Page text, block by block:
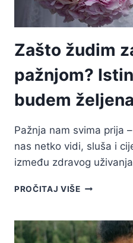
Zašto žudim
pažnjom?
budem željena
Pažnja nam svima prija
nas netko vidi, sluša i
između zdravog
PROČITAJ VIŠEZAŠTO
MUŠKOM
PAŽNJOM?